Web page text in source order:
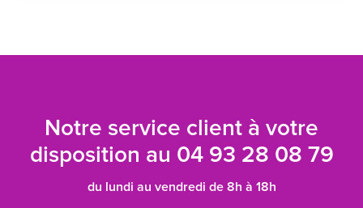
Notre service client à votre
disposition au 04 93 28 08 79
du lundi au vendredi de 8h à 18h